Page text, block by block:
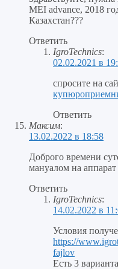
MEI advance, 2018
Казахстан???
Ответить
IgroTechnics:
02.02.2021 в
спросите на
Ответить
Максим:
13.02.2022 в 18:58
Доброго времени
мануалом на аппарат
Ответить
IgroTechnics:
14.02.2022 в
Условия
https://
fajlov
Есть 3